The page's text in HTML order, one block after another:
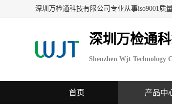
深圳万检通
Shenzhen Wjt Technology
首页 产品中